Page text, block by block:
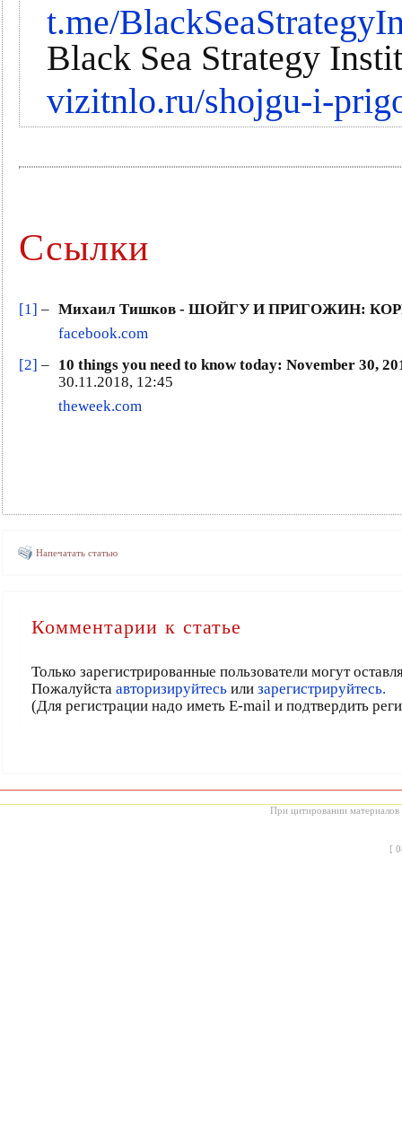
t.me/
Black Sea Strategy
vizitnlo.ru/shojgu-i-
Ссылки
[1] – Михаил Тишков - ШОЙГУ И ПРИГОЖИН:
facebook.com
[2] – 10 things you need to know today: November 30,
30.11.2018, 12:45
theweek.com
Напечатать статью
Комментарии к статье
Только зарегистрированные пользователи могут
Пожалуйста авторизируйтесьили зарегистрируйтесь.
(Для регистрации надо иметь E-mail и подтвердить
При цитировании материалов
[